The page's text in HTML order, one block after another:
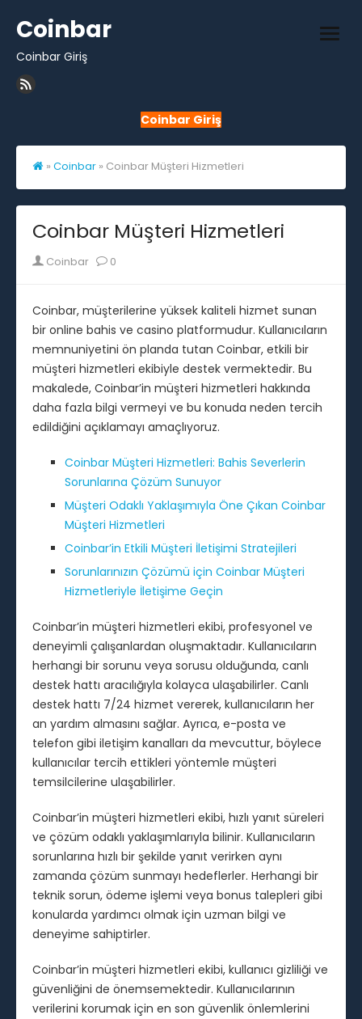
to
content
Coinbar
Coinbar Giriş
open
Coinbar Giriş
» Coinbar » Coinbar Müşteri Hizmetleri
Coinbar Müşteri Hizmetleri
Author
Coinbar 0
Coinbar, müşterilerine yüksek kaliteli hizmet sunan
bir online bahis ve casino platformudur. Kullanıcıların
memnuniyetini ön planda tutan Coinbar, etkili bir
müşteri hizmetleri ekibiyle destek vermektedir. Bu
makalede, Coinbar’in müşteri hizmetleri hakkında
daha fazla bilgi vermeyi ve bu konuda neden tercih
edildiğini açıklamayı amaçlıyoruz.
Coinbar Müşteri Hizmetleri: Bahis Severlerin
Sorunlarına Çözüm Sunuyor
Müşteri Odaklı Yaklaşımıyla Öne Çıkan Coinbar
Müşteri Hizmetleri
Coinbar’in Etkili Müşteri İletişimi Stratejileri
Sorunlarınızın Çözümü için Coinbar Müşteri
Hizmetleriyle İletişime Geçin
Coinbar’in müşteri hizmetleri ekibi, profesyonel ve
deneyimli çalışanlardan oluşmaktadır. Kullanıcıların
herhangi bir sorunu veya sorusu olduğunda, canlı
destek hattı aracılığıyla kolayca ulaşabilirler. Canlı
destek hattı 7/24 hizmet vererek, kullanıcıların her
an yardım almasını sağlar. Ayrıca, e-posta ve
telefon gibi iletişim kanalları da mevcuttur, böylece
kullanıcılar tercih ettikleri yöntemle müşteri
temsilcilerine ulaşabilirler.
Coinbar’in müşteri hizmetleri ekibi, hızlı yanıt süreleri
ve çözüm odaklı yaklaşımlarıyla bilinir. Kullanıcıların
sorunlarına hızlı bir şekilde yanıt verirken aynı
zamanda çözüm sunmayı hedeflerler. Herhangi bir
teknik sorun, ödeme işlemi veya bonus talepleri gibi
konularda yardımcı olmak için uzman bilgi ve
deneyime sahiptirler.
Coinbar’in müşteri hizmetleri ekibi, kullanıcı gizliliği ve
güvenliğini de önemsemektedir. Kullanıcılarının
verilerini korumak için en son güvenlik önlemlerini